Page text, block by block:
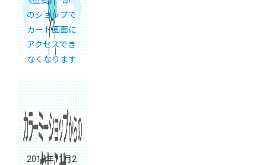
のショップで
カート画面に
アクセスでき
なくなります
2018年11月2